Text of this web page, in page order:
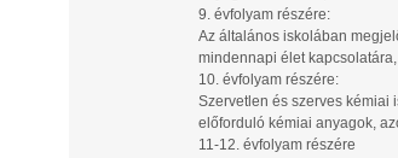
9. évfolyam részére:
Az általános iskolában
mindennapi élet
10. évfolyam részére:
Szervetlen és szerves kémiai
előforduló kémiai anyagok,
11-12. évfolyam részére